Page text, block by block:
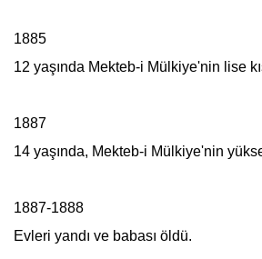
1885
12 yaşında Mekteb-i Mülkiye'nin lise
1887
14 yaşında, Mekteb-i Mülkiye'nin
1887-1888
Evleri yandı ve babası öldü.